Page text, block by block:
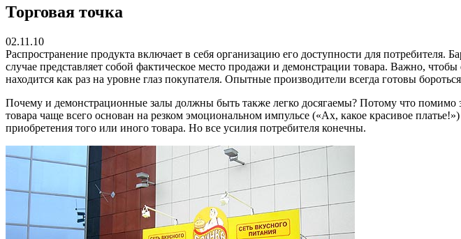
Торговая точка
02.11.10
Распространение продукта включает в себя организацию его доступности для потребителя.
случае представляет собой фактическое место продажи и демонстрации товара. Важно,
находится как раз на уровне глаз покупателя. Опытные производители всегда готовы
Почему и демонстрационные залы должны быть также легко досягаемы? Потому что
товара чаще всего основан на резком эмоциональном импульсе («Ах, какое красивое
приобретения того или иного товара. Но все усилия потребителя конечны.